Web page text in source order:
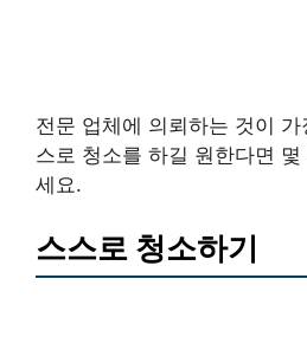
전문 업체에 의뢰하는 것이
스로 청소를 하길 원한다면
세요.
스스로 청소하기